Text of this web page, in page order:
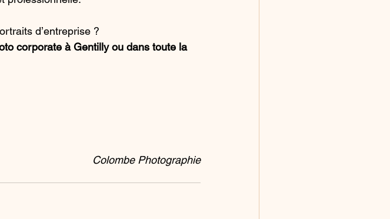
d’entreprise ?
corporate à Gentilly ou dans toute la
Colombe Photographie